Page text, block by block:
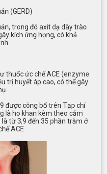
(GERD)
trong đó axit dạ dày trào
kích ứng họng, có khả
thuốc ức chế ACE (enzyme
trị huyết áp cao, có thể gây
được công bố trên Tạp chí
là ho khan kèm theo cảm
từ 3,9 đến 35 phần trăm ở
ACE.